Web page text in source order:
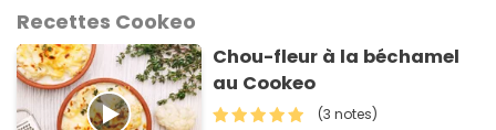
Recettes Cookeo
Chou-fleur à la béchamel
au Cookeo
(3 notes)